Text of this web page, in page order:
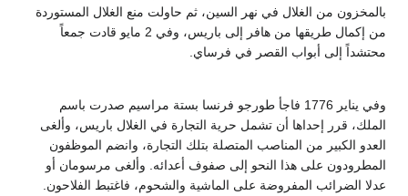
بالمخزون من الغلال في نهر السين، ثم حاولت منع الغلال المستوردة
من إكمال طريقها من هافر إلى باريس، وفي 2 مايو قادت جمعاً
محتشداً إلى أبواب القصر في فرساي.
وفي يناير 1776 فاجأ طورجو فرنسا بستة مراسيم صدرت باسم
الملك، قرر إحداها أن تشمل حرية التجارة في الغلال باريس، وألغى
العدو الكبير من المناصب المتصلة بتلك التجارة، وانضم الموظفون
المطرودون على هذا النحو إلى صفوف أعدائه. وألغى مرسومان أو
عدلا الضرائب المفروضة على الماشية والشحوم، فاغتبط الفلاحون.